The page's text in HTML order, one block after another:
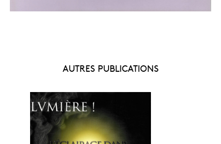
AUTRES PUBLICATIONS